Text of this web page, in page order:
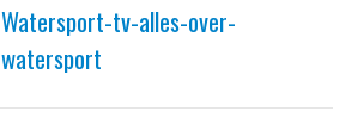
Watersport-tv-alles-over-
watersport